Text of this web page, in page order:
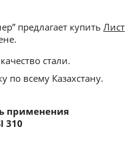
предлагает купить Лист
стали.
по всему Казахстану.
применения
310